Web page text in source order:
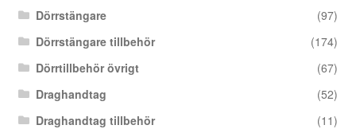
Dörrstängare
(97)
Dörrstängare tillbehör
(174)
Dörrtillbehör övrigt
(67)
Draghandtag
(52)
Draghandtag tillbehör
(11)